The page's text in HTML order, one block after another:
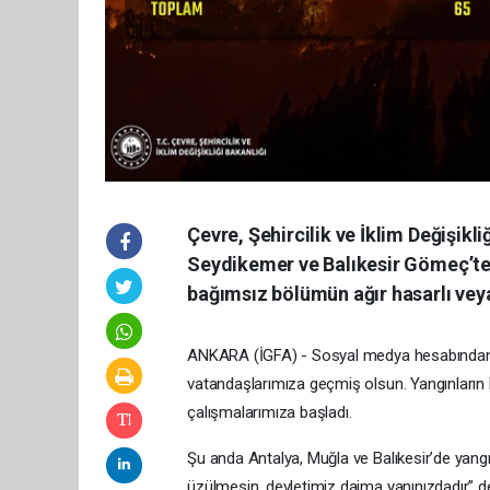
Çevre, Şehircilik ve İklim
Seydikemer ve Balıkesir
bağımsız bölümün ağır hasarlı
ANKARA (İGFA) - Sosyal medya
vatandaşlarımıza geçmiş olsun.
çalışmalarımıza başladı.
Şu anda Antalya, Muğla ve Balıkesir’de